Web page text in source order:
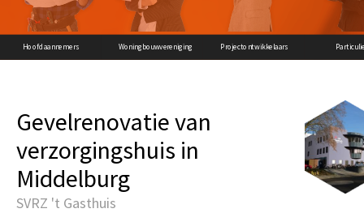
Hoofdaannemers Woningbouwvereniging Projectontwikkelaars
Gevelrenovatie van
verzorgingshuis in
Middelburg
SVRZ 't Gasthuis